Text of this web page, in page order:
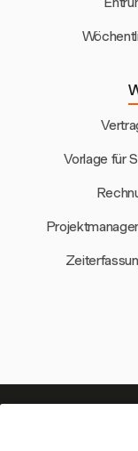
Vorlage für
Ihre Zeit